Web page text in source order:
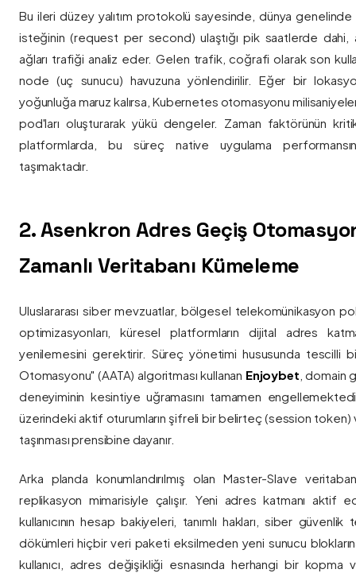
Bu ileri düzey yalıtım protokolü sayesinde, dünya genelinde
isteğinin (request per second) ulaştığı pik saatlerde dahi,
ağları trafiği analiz eder. Gelen trafik, coğrafi olarak son
node (uç sunucu) havuzuna yönlendirilir. Eğer bir
yoğunluğa maruz kalırsa, Kubernetes otomasyonu
pod'ları oluşturarak yükü dengeler. Zaman faktörünün
platformlarda, bu süreç native uygulama
taşımaktadır.
2. Asenkron Adres Geçiş
Zamanlı Veritabanı Kümeleme
Uluslararası siber mevzuatlar, bölgesel telekomünikasyon
optimizasyonları, küresel platformların dijital adres
yenilemesini gerektirir. Süreç yönetimi hususunda tescilli
Otomasyonu" (AATA) algoritması kullanan Enjoybet , domain
deneyiminin kesintiye uğramasını tamamen
üzerindeki aktif oturumların şifreli bir belirteç (session token)
taşınması prensibine dayanır.
Arka planda konumlandırılmış olan Master-Slave
replikasyon mimarisiyle çalışır. Yeni adres katmanı aktif
kullanıcının hesap bakiyeleri, tanımlı hakları, siber
dökümleri hiçbir veri paketi eksilmeden yeni sunucu
kullanıcı, adres değişikliği esnasında herhangi bir